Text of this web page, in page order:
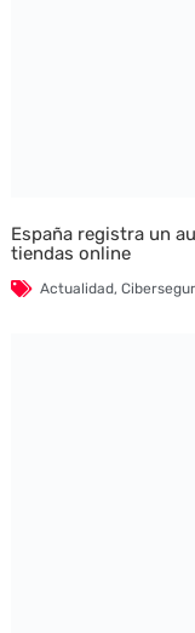
España registra un
tiendas online
Actualidad,